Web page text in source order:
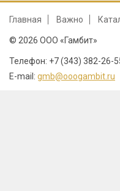
Главная Важно
© 2026 ООО «Гамбит»
Телефон: +7 (343) 382-
E-mail: gmb@ooogambit.ru